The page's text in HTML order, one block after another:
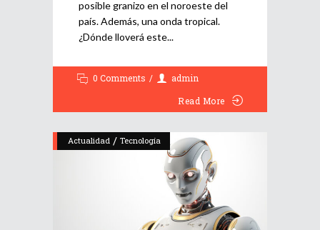
posible granizo en el noroeste del
país. Además, una onda tropical.
¿Dónde lloverá este
0 Comments
admin
Read More
Actualidad / Tecnología